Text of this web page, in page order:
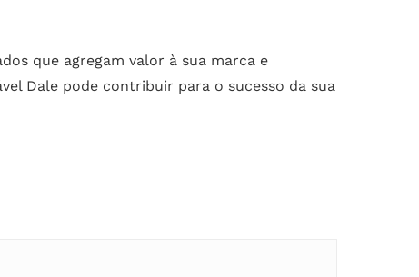
que agregam valor à sua marca e
Dale pode contribuir para o sucesso da sua